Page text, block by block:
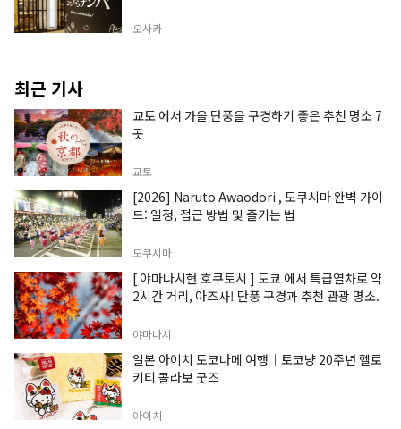
오사카
최근 기사
교토 에서 가을 단풍을 구경하기 좋은 추천 명소 7
곳
교토
[2026] Naruto Awaodori , 도쿠시마 완벽 가이
드: 일정, 접근 방법 및 즐기는 법
도쿠시마
[ 야마나시현 호쿠토시 ] 도쿄 에서 특급열차로 약
2시간 거리, 아즈사! 단풍 구경과 추천 관광 명소.
야마나시
일본 아이치 도코나메 여행｜토코냥 20주년 헬로
키티 콜라보 굿즈
아이치